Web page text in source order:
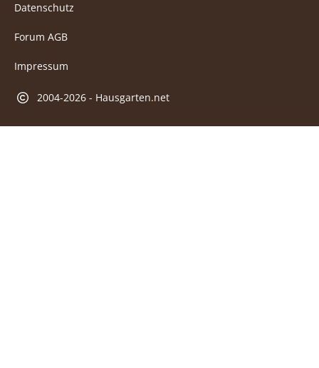
Datenschutz
Forum AGB
Impressum
2004-2026 - Hausgarten.net